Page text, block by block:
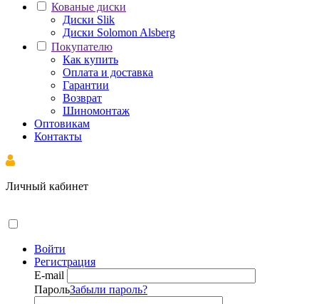
Кованые диски
Диски Slik
Диски Solomon Alsberg
Покупателю
Как купить
Оплата и доставка
Гарантии
Возврат
Шиномонтаж
Оптовикам
Контакты
Личный кабинет
Войти
Регистрация
E-mail
ПарольЗабыли пароль?